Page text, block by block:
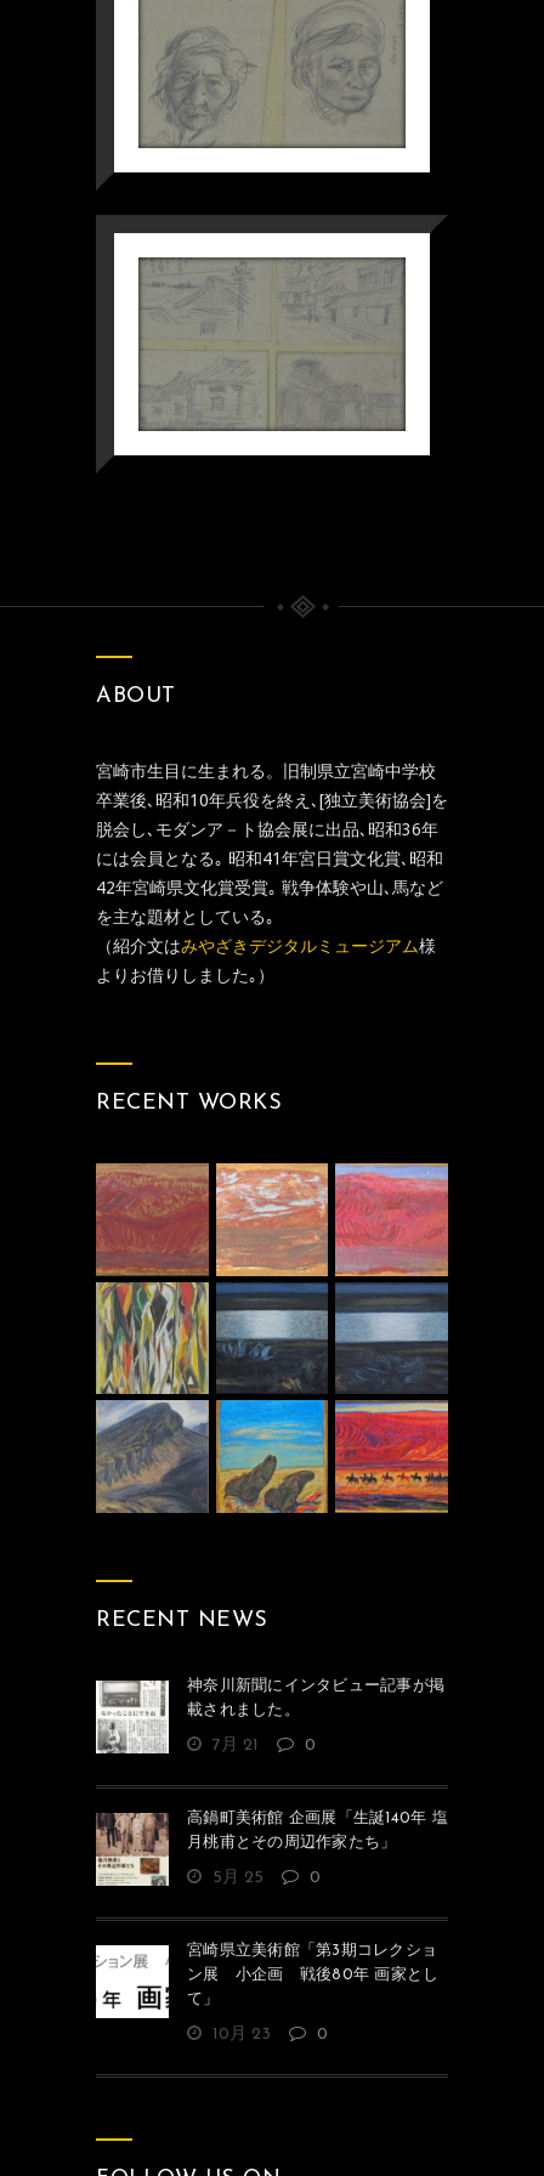
ABOUT
宮崎市生目に生まれる。旧制県立宮崎中学校
卒業後､昭和10年兵役を終え､[独立美術協会]を
脱会し､モダンア－ト協会展に出品､昭和36年
には会員となる｡ 昭和41年宮日賞文化賞､昭和
42年宮崎県文化賞受賞｡ 戦争体験や山､馬など
を主な題材としている｡
（紹介文はみやざきデジタルミュージアム様
よりお借りしました｡）
RECENT WORKS
RECENT NEWS
神奈川新聞にインタビュー記事が掲
載されました。
7月 21 0
高鍋町美術館 企画展「生誕140年 塩
月桃甫とその周辺作家たち」
5月 25 0
宮崎県立美術館「第3期コレクショ
ン展 小企画 戦後80年 画家とし
て」
10月 23 0